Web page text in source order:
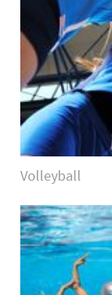
Volleyball